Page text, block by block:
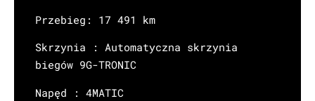
Przebieg: 17 491 km
Skrzynia : Automatyczna skrzynia
biegów 9G-TRONIC
Napęd : 4MATIC